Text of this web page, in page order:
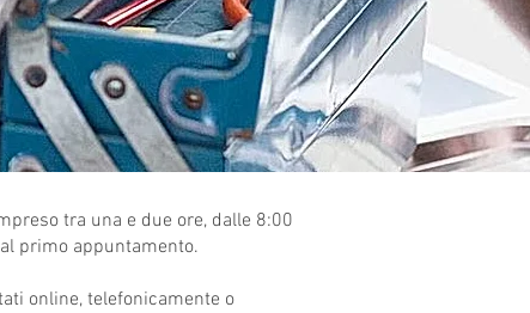
tra una e due ore, dalle 8:00
primo appuntamento.
online, telefonicamente o